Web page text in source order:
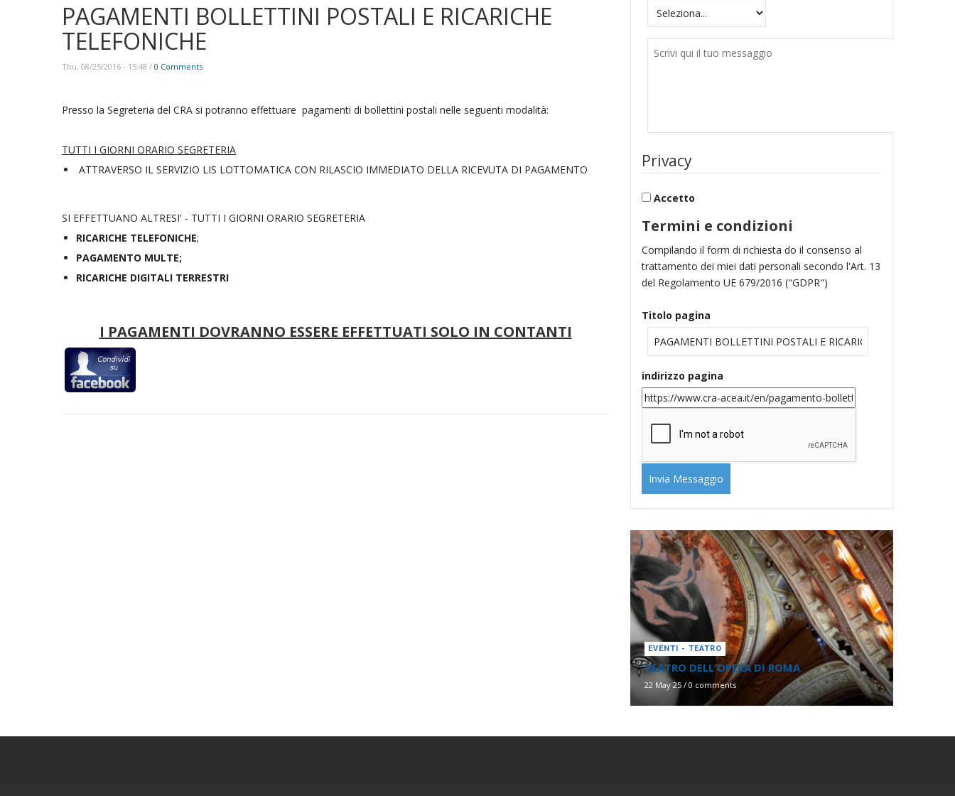
PAGAMENTI BOLLETTINI POSTALI E RICARICHE
TELEFONICHE
Thu, 08/25/2016 - 15:48 / 0 Comments
Presso la Segreteria del CRA si potranno effettuare pagamenti di bollettini postali nelle seguenti modalità:
TUTTI I GIORNI ORARIO SEGRETERIA
ATTRAVERSO IL SERVIZIO LIS LOTTOMATICA CON RILASCIO IMMEDIATO DELLA RICEVUTA DI PAGAMENTO
SI EFFETTUANO ALTRESI' - TUTTI I GIORNI ORARIO SEGRETERIA
RICARICHE TELEFONICHE;
PAGAMENTO MULTE;
RICARICHE DIGITALI TERRESTRI
I PAGAMENTI DOVRANNO ESSERE EFFETTUATI SOLO IN CONTANTI
Motivazioni
Messaggio
Privacy
Accetto
Termini e condizioni
Compilando il form di richiesta do il consenso al
trattamento dei miei dati personali secondo l'Art. 13
del Regolamento UE 679/2016 ("GDPR")
Titolo pagina
indirizzo pagina
EVENTI - TEATRO
TEATRO DELL'OPERA DI ROMA
22 May 25 / 0 comments